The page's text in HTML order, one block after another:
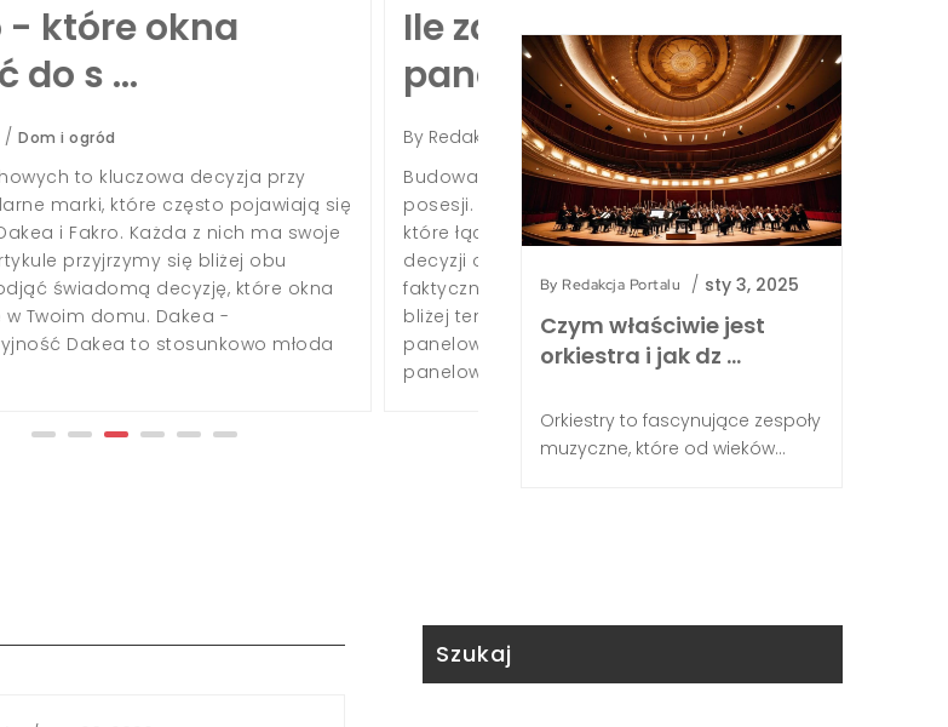
za metr ogrodzenia z
sty 3, 2025 /
ważny etap przy zagospodarowywaniu
rozwiązań są ogrodzenia panelowe,
funkcjonalnością. Jednak przed podjęciem
warto zastanowić się nad kosztami. Ile
za metr takiego ogrodzenia? Przyjrzyjmy się
Czynniki wpływające na cenę ogrodzenia
dokładnej ceny za metr ogrodzenia
Jakie warzywa siać po
optymalne planowani …
ByRedakcja Portalu / gru 17, 2024 / Dom i ogród
Planowanie grządek warzywnych to sztuka,
doświadczenia. Jednym z kluczowych
zrozumienie, jakie warzywa siać po sobie.
naturalnej walce ze szkodnikami i chorobami.
przyjrzymy się bliżej zasadom płodozmianu i
efektywnego planowania ogrodu
planowanie...
By Redakcja Portalu / sty 3, 2025
Czym właściwie jest
orkiestra i jak dz …
Orkiestry to fascynujące zespoły
muzyczne, które od wieków...
Szukaj